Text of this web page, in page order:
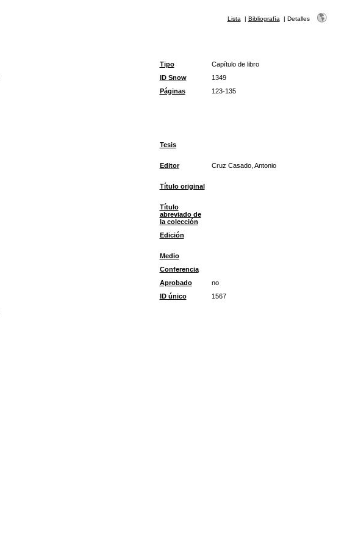
Lista | Bibliografía | Detalles
Tipo
Capítulo de libro
ID Snow
1349
Páginas
123-135
Tesis
Editor Cruz Casado, Antonio
Título original
Título
abreviado de
la colección
Edición
Medio
Conferencia
Aprobado
no
ID único
1567